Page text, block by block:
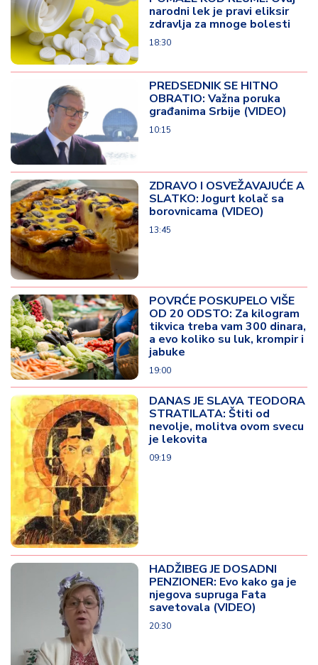
narodni lek je pravi eliksir
zdravlja za mnoge bolesti
18:30
PREDSEDNIK SE HITNO
OBRATIO: Važna poruka
građanima Srbije (VIDEO)
10:15
ZDRAVO I OSVEŽAVAJUĆE A
SLATKO: Jogurt kolač sa
borovnicama (VIDEO)
13:45
POVRĆE POSKUPELO VIŠE
OD 20 ODSTO: Za kilogram
tikvica treba vam 300 dinara,
a evo koliko su luk, krompir i
jabuke
19:00
DANAS JE SLAVA TEODORA
STRATILATA: Štiti od
nevolje, molitva ovom svecu
je lekovita
09:19
HADŽIBEG JE DOSADNI
PENZIONER: Evo kako ga je
njegova supruga Fata
savetovala (VIDEO)
20:30